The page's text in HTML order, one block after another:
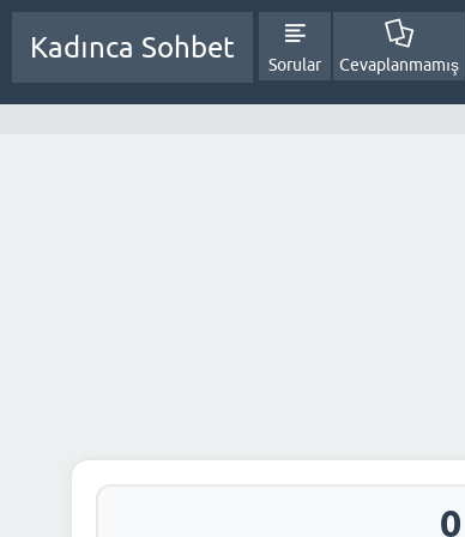
Kadınca Sohbet
Sorular Cevaplanmamış
0